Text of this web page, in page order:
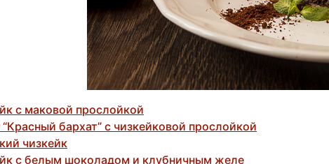
с маковой прослойкой
бархат” с чизкейковой прослойкой
чизкейк
с белым шоколадом и клубничным желе